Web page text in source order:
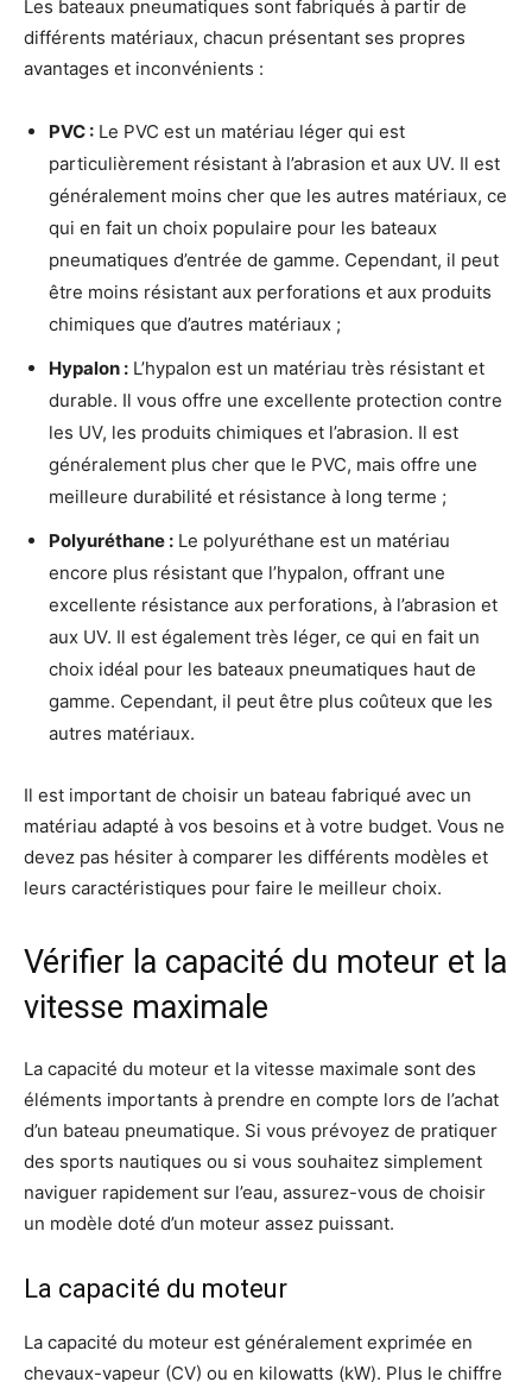
Les bateaux pneumatiques sont fabriqués à partir de
différents matériaux, chacun présentant ses propres
avantages et inconvénients :
PVC : Le PVC est un matériau léger qui est
particulièrement résistant à l’abrasion et aux UV. Il est
généralement moins cher que les autres matériaux, ce
qui en fait un choix populaire pour les bateaux
pneumatiques d’entrée de gamme. Cependant, il peut
être moins résistant aux perforations et aux produits
chimiques que d’autres matériaux ;
Hypalon : L’hypalon est un matériau très résistant et
durable. Il vous offre une excellente protection contre
les UV, les produits chimiques et l’abrasion. Il est
généralement plus cher que le PVC, mais offre une
meilleure durabilité et résistance à long terme ;
Polyuréthane : Le polyuréthane est un matériau
encore plus résistant que l’hypalon, offrant une
excellente résistance aux perforations, à l’abrasion et
aux UV. Il est également très léger, ce qui en fait un
choix idéal pour les bateaux pneumatiques haut de
gamme. Cependant, il peut être plus coûteux que les
autres matériaux.
Il est important de choisir un bateau fabriqué avec un
matériau adapté à vos besoins et à votre budget. Vous ne
devez pas hésiter à comparer les différents modèles et
leurs caractéristiques pour faire le meilleur choix.
Vérifier la capacité du moteur et la
vitesse maximale
La capacité du moteur et la vitesse maximale sont des
éléments importants à prendre en compte lors de l’achat
d’un bateau pneumatique. Si vous prévoyez de pratiquer
des sports nautiques ou si vous souhaitez simplement
naviguer rapidement sur l’eau, assurez-vous de choisir
un modèle doté d’un moteur assez puissant.
La capacité du moteur
La capacité du moteur est généralement exprimée en
chevaux-vapeur (CV) ou en kilowatts (kW). Plus le chiffre